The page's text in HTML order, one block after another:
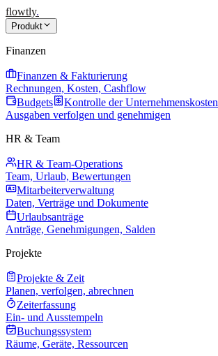
flowtly.
Produkt
Finanzen
Finanzen & Fakturierung
Rechnungen, Kosten, Cashflow
Budgets
Kontrolle der Unternehmenskosten
Ausgaben verfolgen und genehmigen
HR & Team
HR & Team-Operations
Team, Urlaub, Bewertungen
Mitarbeiterverwaltung
Daten, Verträge und Dokumente
Urlaubsanträge
Anträge, Genehmigungen, Salden
Projekte
Projekte & Zeit
Planen, verfolgen, abrechnen
Zeiterfassung
Ein- und Ausstempeln
Buchungssystem
Räume, Geräte, Ressourcen